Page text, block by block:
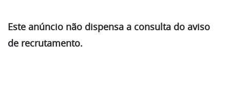
Este anúncio não dispensa a consulta do aviso
de recrutamento.